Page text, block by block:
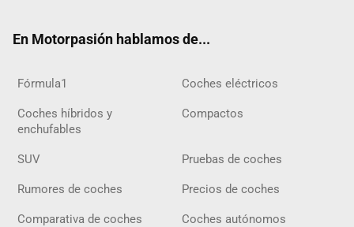
En Motorpasión hablamos de...
Fórmula1 Coches eléctricos
Coches híbridos y
enchufables
Compactos
SUV Pruebas de coches
Rumores de coches Precios de coches
Comparativa de coches Coches autónomos